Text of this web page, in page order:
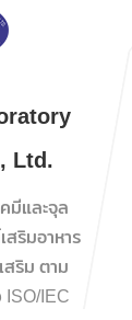
Ltd.
มีและจุล
ริมอาหาร
สริม ตาม
IEC